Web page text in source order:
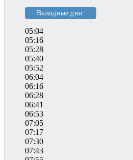
Выходные дни:
05:04
05:16
05:28
05:40
05:52
06:04
06:16
06:28
06:41
06:53
07:05
07:17
07:30
07:43